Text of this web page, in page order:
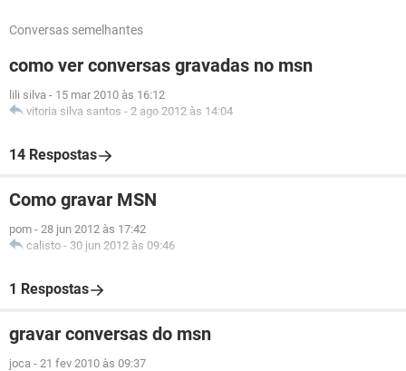
Conversas semelhantes
como ver conversas gravadas no msn
lili silva - 15 mar 2010 às 16:12
vitoria silva santos - 2 ago 2012 às 14:04
14 Respostas
Como gravar MSN
pom - 28 jun 2012 às 17:42
calisto - 30 jun 2012 às 09:46
1 Respostas
gravar conversas do msn
joca - 21 fev 2010 às 09:37